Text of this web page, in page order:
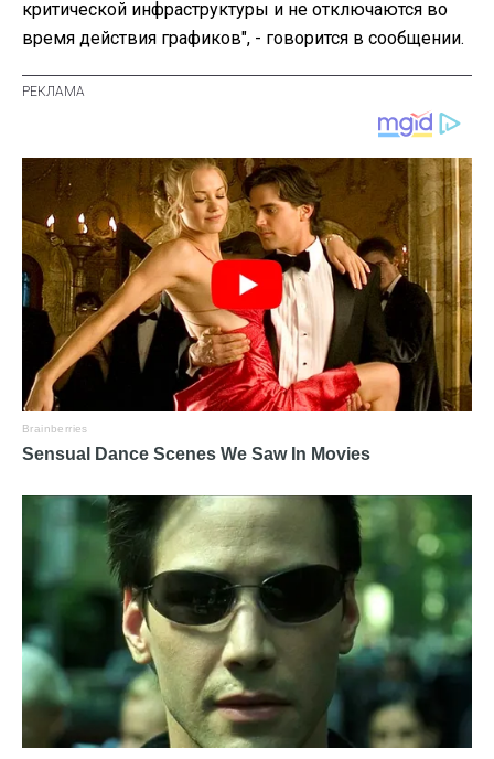
критической инфраструктуры и не отключаются во
время действия графиков", - говорится в сообщении.